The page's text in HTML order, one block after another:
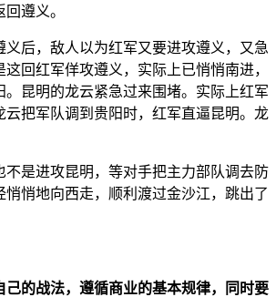
遵义。
义后，敌人以为红军又要进攻遵义，又急
回红军佯攻遵义，实际上已悄悄南进，
。昆明的龙云紧急过来围堵。实际上红军
云把军队调到贵阳时，红军直逼昆明。龙
不是进攻昆明，等对手把主力部队调去防
悄悄地向西走，顺利渡过金沙江，跳出了
己的战法，遵循商业的基本规律，同时要